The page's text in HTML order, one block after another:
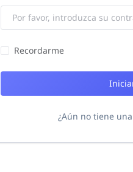
Recordarme
¿Aún no tiene